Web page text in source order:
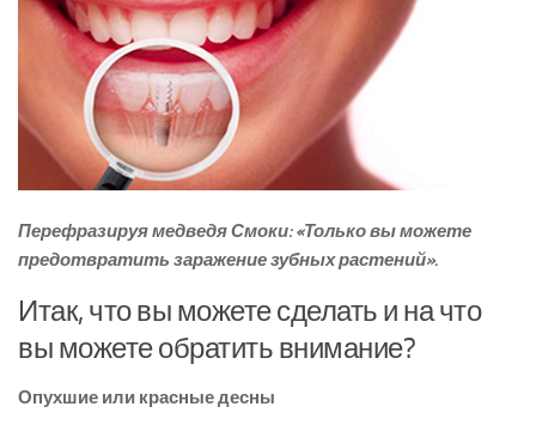
Перефразируя медведя Смоки: «Только вы можете
предотвратить заражение зубных растений».
Итак, что вы можете сделать и на что
вы можете обратить внимание?
Опухшие или красные десны